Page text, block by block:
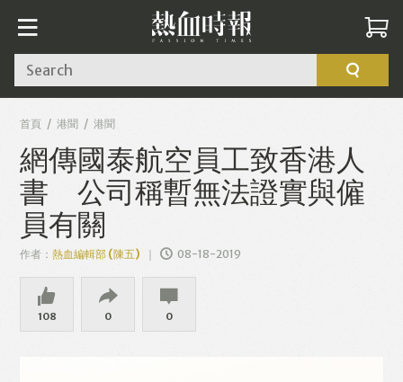
Search
首頁 港聞 港聞
網傳國泰航空員工致香港人
書 公司稱暫無法證實與僱
員有關
作者：熱血編輯部 (陳五) 08-18-2019
108 0 0